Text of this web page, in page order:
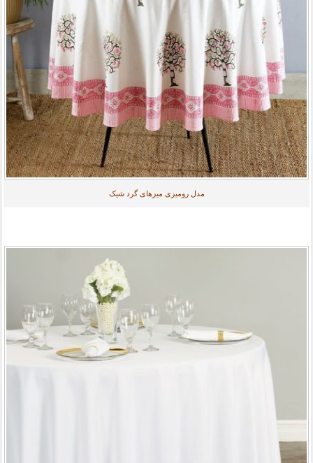
مدل رومیزی میزهای گرد شیک